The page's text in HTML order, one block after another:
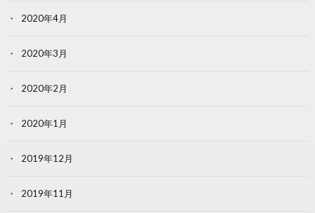
2020年4月
2020年3月
2020年2月
2020年1月
2019年12月
2019年11月